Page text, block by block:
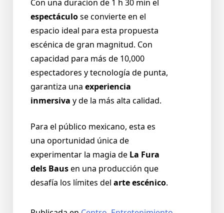
Con una duracion de 1 h 30 min el
espectáculose convierte en el
espacio ideal para esta propuesta
escénica de gran magnitud. Con
capacidad para más de 10,000
espectadores y tecnología de punta,
garantiza una experiencia
inmersiva y de la más alta calidad.
Para el público mexicano, esta es
una oportunidad única de
experimentar la magia de La Fura
dels Bausen una producción que
desafía los límites del arte escénico.